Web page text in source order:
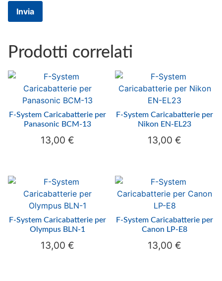
Prodotti correlati
F-System Caricabatterie per
Panasonic BCM-13
13,00 €
F-System Caricabatterie per
Nikon EN-EL23
13,00€
F-System Caricabatterie per
Olympus BLN-1
13,00 €
F-System Caricabatterie per
Canon LP-E8
13,00€